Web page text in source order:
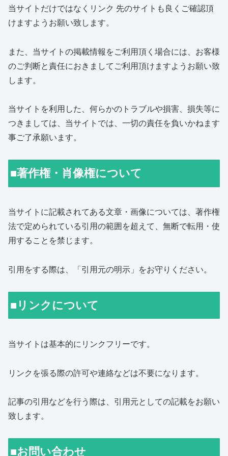
当サイトだけではなくリンク 先のサイトも良くご確認頂
けますようお願い致します。
また、当サイトの掲載情報をご利用頂く場合には、お客様
のご判断と責任におきましてご利用頂けますようお願い致
します。
当サイトを利用した、何らかのトラブルや損害、損失等に
つきましては、当サイトでは、一切の責任を負いかねます
事ご了承願います。
■著作権・肖像権について
当サイトに記載されてある文章・画像については、著作権
法で定められている引用の範囲を超えて、無断で転用・使
用することを禁じます。
引用をする際は、「引用元の明示」をお守りください。
■リンクについて
当サイトは基本的にリンクフリーです。
リンクを張る際の許可や連絡などは不要になります。
記事の引用などを行う際は、引用元としての記載をお願い
致します。
■お問い合わせ